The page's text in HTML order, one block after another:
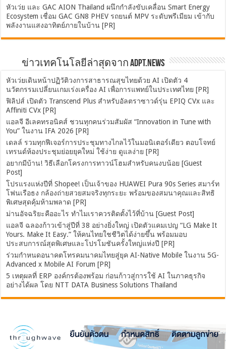
หัวเว่ย และ GAC AION Thailand ผนึกกำลังขับเคลื่อน Smart Energy
Ecosystem เชื่อม GAC GN8 PHEV รถยนต์ MPV ระดับพรีเมียม เข้ากับ
พลังงานแสงอาทิตย์ภายในบ้าน [PR]
ข่าวเทคโนโลยีล่าสุดจาก ADPT.news
หัวเว่ยเดินหน้าปฏิวัติวงการสาธารณสุขไทยด้วย AI เปิดตัว 4
นวัตกรรมเปลี่ยนเกมเร่งเครื่อง AI เพื่อการแพทย์ในประเทศไทย [PR]
ฟิลิปส์ เปิดตัว Transcend Plus สำหรับอัลตราซาวด์รุ่น EPIQ CVx และ
Affiniti CVx [PR]
แอลจี อีเลคทรอนิคส์ ชวนทุกคนร่วมสัมผัส “Innovation in Tune with
You” ในงาน IFA 2026 [PR]
เดลล์ รวมทุกฟีเจอร์การประชุมทางไกลไว้ในมอนิเตอร์เดียว ตอบโจทย์
เทรนด์ห้องประชุมย่อยยุคใหม่ ใช้ง่าย ดูแลง่าย [PR]
อยากมีบ้าน! วิธีเลือกโครงการทาวน์โฮมสำหรับคนงบน้อย [Guest
Post]
โปรแรงแห่งปีที่ Shopee! เป็นเจ้าของ HUAWEI Pura 90s Series สมาร์ท
โฟนเรือธง กล้องถ่ายสวยสมจริงทุกระยะ พร้อมของสมนาคุณและสิทธิ
พิเศษสุดคุ้มห้ามพลาด [PR]
ม่านอัจฉริยะคืออะไร ทำไมเราควรติดตั้งไว้ที่บ้าน [Guest Post]
แอลจี ฉลองก้าวเข้าสู่ปีที่ 38 อย่างยิ่งใหญ่ เปิดตัวแคมเปญ “LG Make It
Yours. Make It Easy.” ให้คนไทยใชชีวิตได้ง่ายขึ้น พร้อมมอบ
ประสบการณ์สุดพิเศษและโปรโมชันครั้งใหญ่แห่งปี [PR]
ร่วมกำหนดอนาคตโทรคมนาคมไทยสู่ยุค AI-Native Mobile ในงาน 5G-
Advanced x Mobile AI Forum [PR]
5 เหตุผลที่ ERP องค์กรต้องพร้อม ก่อนก้าวสู่การใช้ AI ในภาคธุรกิจ
อย่างได้ผล โดย NTT DATA Business Solutions Thailand